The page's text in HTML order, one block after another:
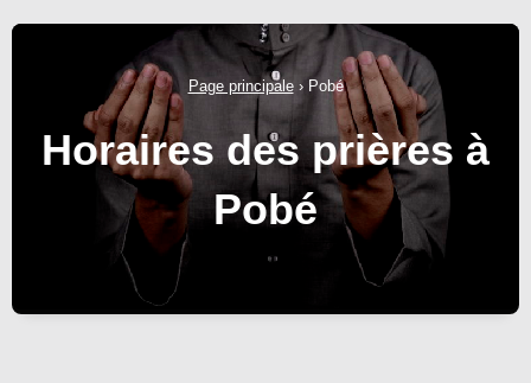
Page principale› Pobé
Horaires des prières à
Pobé